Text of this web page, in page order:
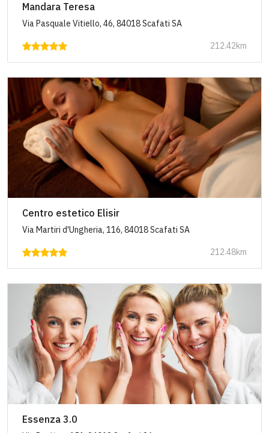
Mandara Teresa
Via Pasquale Vitiello, 46, 84018 Scafati SA
212.42km
Centro estetico Elisir
Via Martiri d'Ungheria, 116, 84018 Scafati SA
212.48km
Essenza 3.0